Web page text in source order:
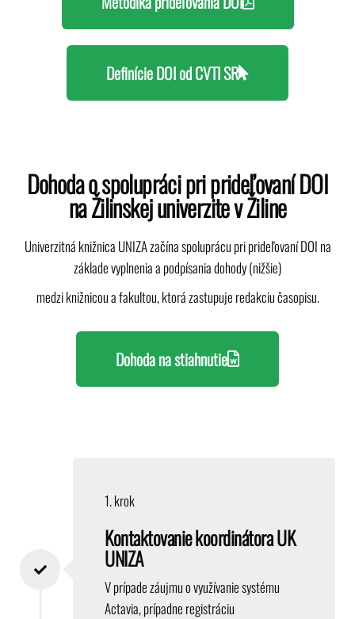
Definície DOI od CVTI SR
Dohoda o spolupráci pri prideľovaní DOI
na Žilinskej univerzite v Žiline
Univerzitná knižnica UNIZA začína spoluprácu pri prideľovaní DOI na
základe vyplnenia a podpísania dohody (nižšie)
medzi knižnicou a fakultou, ktorá zastupuje redakciu časopisu.
Dohoda na stiahnutie
1. krok
Kontaktovanie koordinátora UK
UNIZA
V prípade záujmu o využívanie systému
Actavia, prípadne registráciu